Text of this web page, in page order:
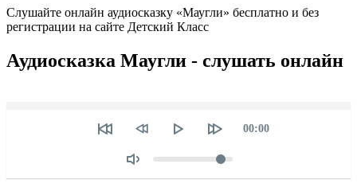
Слушайте онлайн аудиосказку «Маугли» бесплатно и без
регистрации на сайте Детский Класс
Аудиосказка Маугли - слушать онлайн
Текущее
00:00